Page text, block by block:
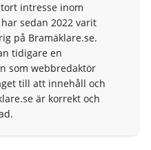
intresse inom
sedan 2022 varit
på Bramäklare.se.
tidigare en
som webbredaktör
till att innehåll och
är korrekt och